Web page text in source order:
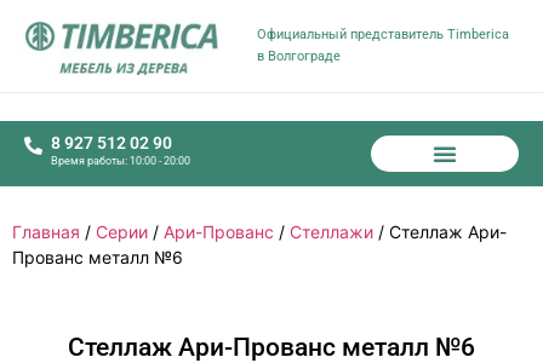
Официальный представитель Timberica
в Волгограде
8 927 512 02 90
Время работы: 10:00 - 20:00
Главная / Серии / Ари-Прованс / Стеллажи / Стеллаж Ари-
Прованс металл №6
Стеллаж Ари-Прованс металл №6